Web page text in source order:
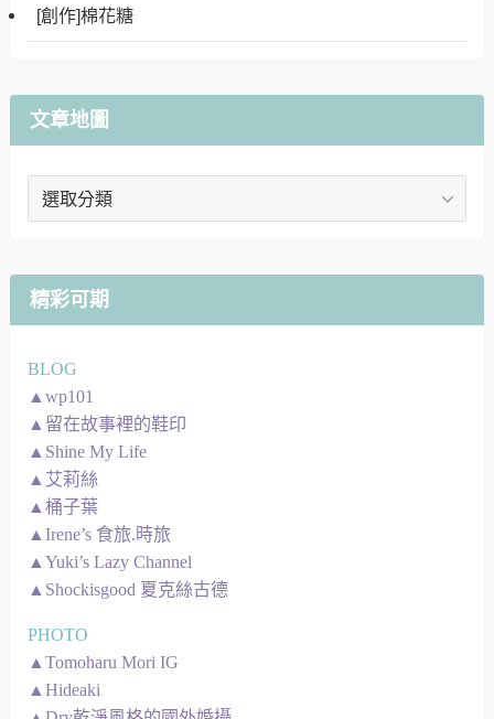
[創作]棉花糖
文章地圖
文
圖
精彩可期
BLOG
▲wp101
▲留在故事裡的鞋印
▲Shine My Life
▲艾莉絲
▲桶子葉
▲Irene’s 食旅.時旅
▲Yuki’s Lazy Channel
▲Shockisgood 夏克絲古德
PHOTO
▲Tomoharu Mori IG
▲Hideaki